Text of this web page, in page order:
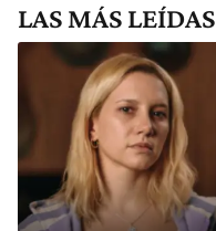
LAS MÁS LEÍDAS